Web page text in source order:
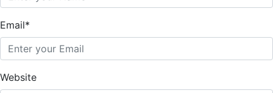
Email*
Website